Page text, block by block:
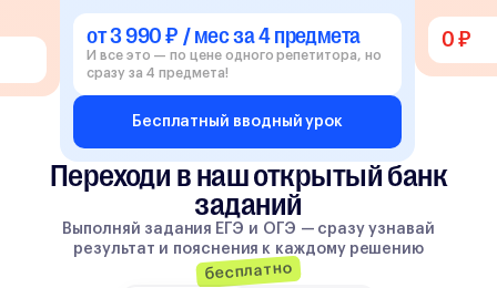
от 3 990 ₽ / мес за 4 предмета
И все это — по цене одного репетитора, но
сразу за 4 предмета!
Бесплатный вводный урок
0 ₽
Переходи в наш открытый банк
заданий
Выполняй задания ЕГЭ и ОГЭ — сразу узнавай
результат и пояснения к каждому решению
бесплатно